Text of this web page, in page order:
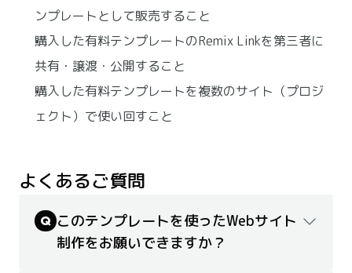
ンプレートとして販売すること
購入した有料テンプレートのRemix Linkを第三者に
共有・譲渡・公開すること
購入した有料テンプレートを複数のサイト（プロジ
ェクト）で使い回すこと
よくあるご質問
Q このテンプレートを使ったWebサイト
制作をお願いできますか？